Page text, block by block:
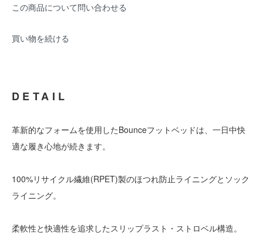
この商品について問い合わせる
買い物を続ける
DETAIL
革新的なフォームを使用したBounceフットベッドは、一日中快
適な履き心地が続きます。
100%リサイクル繊維(RPET)製のほつれ防止ライニングとソック
ライニング。
柔軟性と快適性を追求したスリップラスト・ストロベル構造。